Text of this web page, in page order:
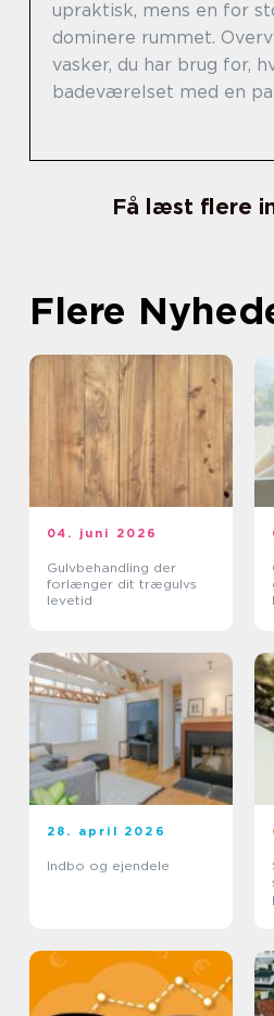
upraktisk, mens en for
dominere rummet.
vasker, du har brug for,
badeværelset med en
Få læst flere
Flere
04. juni 2026
Gulvbehandling der
forlænger dit trægulvs
levetid
28. april 2026
Indbo og ejendele